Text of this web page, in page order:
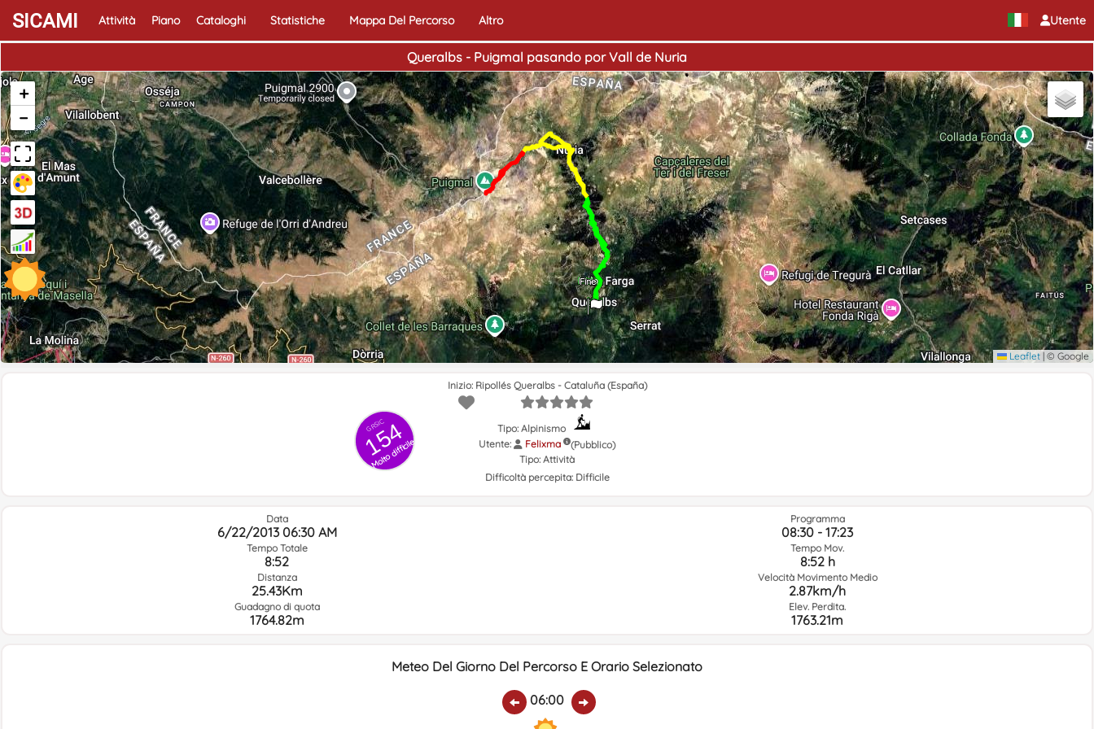
Utente
SICAMI Attività Piano Cataloghi Statistiche Mappa Del Percorso Altro
Queralbs - Puigmal pasando por Vall de Nuria
Inizio
Fine
+
−
Leaflet | © Google
GRSIC
154
Molto difficile
Inizio: Ripollés Queralbs - Cataluña (España)
Tipo: Alpinismo
Utente:
Felixma
(Pubblico)
Tipo: Attività
Difficoltà percepita: Difficile
Data
6/22/2013 06:30 AM
Tempo Totale
8:52
Distanza
25.43Km
Guadagno di quota
1764.82m
Programma
08:30 - 17:23
Tempo Mov.
8:52 h
Velocità Movimento Medio
2.87km/h
Elev. Perdita.
1763.21m
Meteo Del Giorno Del Percorso E Orario Selezionato
06:00